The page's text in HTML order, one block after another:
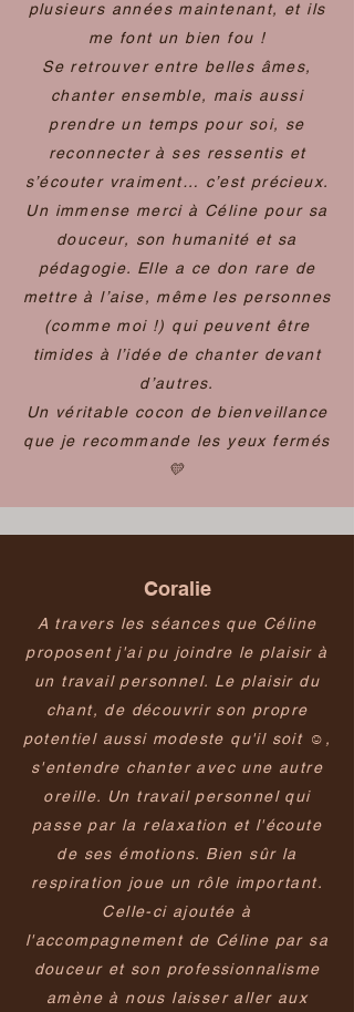
plusieurs années maintenant, et ils
me font un bien fou !
Se retrouver entre belles âmes,
chanter ensemble, mais aussi
prendre un temps pour soi, se
reconnecter à ses ressentis et
s’écouter vraiment… c’est précieux.
Un immense merci à Céline pour sa
douceur, son humanité et sa
pédagogie. Elle a ce don rare de
mettre à l’aise, même les personnes
(comme moi !) qui peuvent être
timides à l’idée de chanter devant
d’autres.
Un véritable cocon de bienveillance
que je recommande les yeux fermés
💛
Coralie
A travers les séances que Céline
proposent j'ai pu joindre le plaisir à
un travail personnel. Le plaisir du
chant, de découvrir son propre
potentiel aussi modeste qu'il soit ☺️,
s'entendre chanter avec une autre
oreille. Un travail personnel qui
passe par la relaxation et l'écoute
de ses émotions. Bien sûr la
respiration joue un rôle important.
Celle-ci ajoutée à
l'accompagnement de Céline par sa
douceur et son professionnalisme
amène à nous laisser aller aux